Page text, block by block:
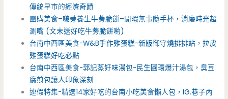
傳統早市的經濟奇蹟
團購美食–啵蒡養生牛蒡脆餅–閒暇無事隨手杯，消磨時光超
涮嘴 (文末送好吃牛蒡脆餅喲)
台南中西區美食-W&B手作雞蛋糕-新版御守燒排排站，拉皮
雞蛋糕好吃必點
台南中西區美食-郭記蒸好味湯包-民生圓環爆汁湯包，臭豆
腐煎包讓人印象深刻
連假特集-精選14家好吃的台南小吃美食懶人包，IG.巷子內